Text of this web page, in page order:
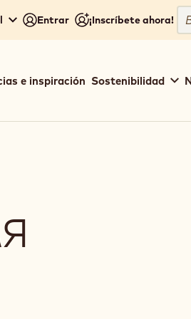
Entrar ¡Inscríbete ahora!
e inspiración Sostenibilidad